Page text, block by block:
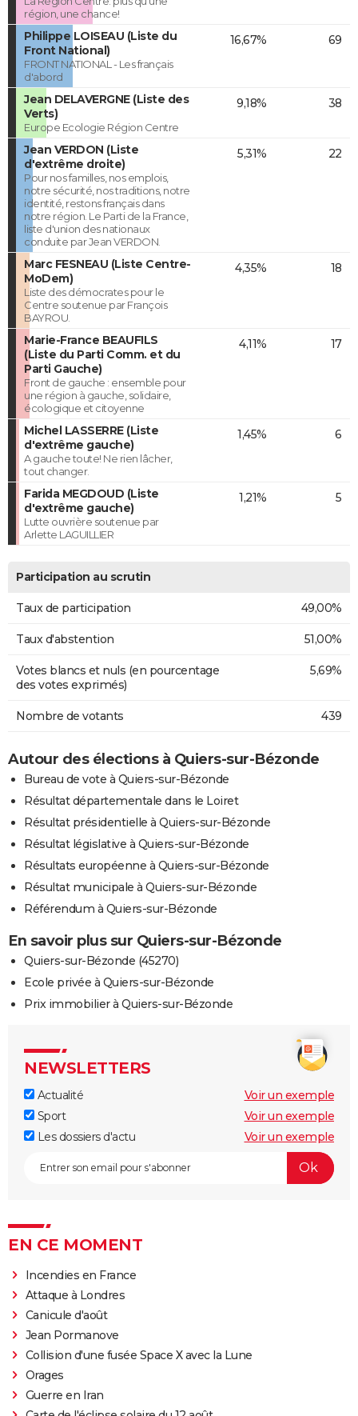
région, une chance!
Philippe LOISEAU (Liste du
Front National)
FRONT NATIONAL - Les français
d'abord
16,67% 69
Jean DELAVERGNE (Liste des
Verts)
Europe Ecologie Région Centre
9,18% 38
Jean VERDON (Liste
d'extrême droite)
Pour nos familles, nos emplois,
notre sécurité, nos traditions, notre
identité, restons français dans
notre région. Le Parti de la France,
liste d'union des nationaux
conduite par Jean VERDON.
5,31% 22
Marc FESNEAU (Liste Centre-
MoDem)
Liste des démocrates pour le
Centre soutenue par François
BAYROU.
4,35% 18
Marie-France BEAUFILS
(Liste du Parti Comm. et du
Parti Gauche)
Front de gauche : ensemble pour
une région à gauche, solidaire,
écologique et citoyenne
4,11% 17
Michel LASSERRE (Liste
d'extrême gauche)
A gauche toute! Ne rien lâcher,
tout changer.
1,45% 6
Farida MEGDOUD (Liste
d'extrême gauche)
Lutte ouvrière soutenue par
Arlette LAGUILLIER
1,21% 5
Participation au scrutin
Taux de participation 49,00%
Taux d'abstention 51,00%
Votes blancs et nuls (en pourcentage
des votes exprimés)
5,69%
Nombre de votants 439
Autour des élections à Quiers-sur-Bézonde
Bureau de vote à Quiers-sur-Bézonde
Résultat départementale dans le Loiret
Résultat présidentielle à Quiers-sur-Bézonde
Résultat législative à Quiers-sur-Bézonde
Résultats européenne à Quiers-sur-Bézonde
Résultat municipale à Quiers-sur-Bézonde
Référendum à Quiers-sur-Bézonde
En savoir plus sur Quiers-sur-Bézonde
Quiers-sur-Bézonde (45270)
Ecole privée à Quiers-sur-Bézonde
Prix immobilier à Quiers-sur-Bézonde
NEWSLETTERS
Actualité
Voir un exemple
Sport
Voir un exemple
Les dossiers d'actu
Voir un exemple
EN CE MOMENT
Incendies en France
Attaque à Londres
Canicule d'août
Jean Pormanove
Collision d'une fusée Space X avec la Lune
Orages
Guerre en Iran